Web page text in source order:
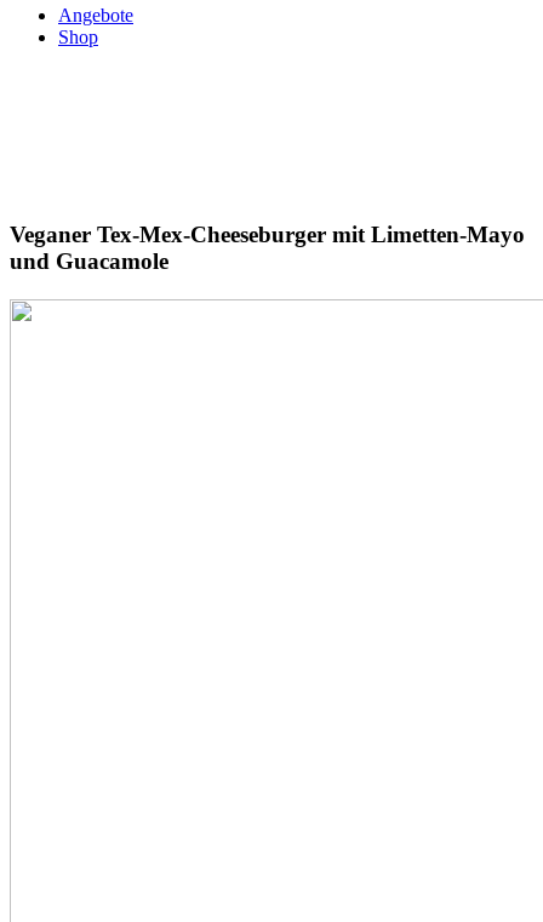
Angebote
Shop
Veganer Tex-Mex-Cheeseburger mit Limetten-Mayo
und Guacamole